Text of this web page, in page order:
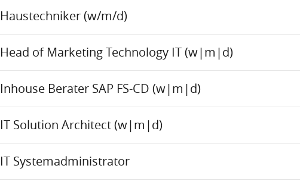
Haustechniker (w/m/d)
Head of Marketing Technology IT (w|m|d)
Inhouse Berater SAP FS-CD (w|m|d)
IT Solution Architect (w|m|d)
IT Systemadministrator